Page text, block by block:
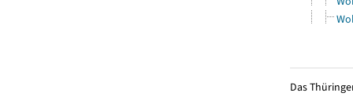
Das